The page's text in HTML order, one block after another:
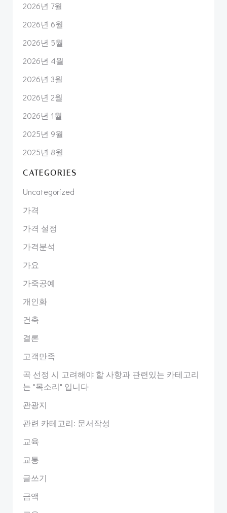
2026년 7월
2026년 6월
2026년 5월
2026년 4월
2026년 3월
2026년 2월
2026년 1월
2025년 9월
2025년 8월
CATEGORIES
Uncategorized
가격
가격 설정
가격분석
가요
가죽공예
개인화
건축
결론
고객만족
곡 선정 시 고려해야 할 사항과 관련있는 카테고리
는 "목소리" 입니다
관광지
관련 카테고리: 문서작성
교육
교통
글쓰기
금액